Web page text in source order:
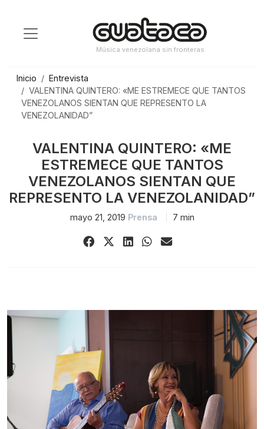
contenido
Música venezolana sin fronteras
Inicio
Entrevista
VALENTINA QUINTERO: «ME ESTREMECE QUE TANTOS
VENEZOLANOS SIENTAN QUE REPRESENTO LA
VENEZOLANIDAD”
VALENTINA QUINTERO: «ME
ESTREMECE QUE TANTOS
VENEZOLANOS SIENTAN QUE
REPRESENTO LA VENEZOLANIDAD”
mayo 21, 2019 Prensa 7 min
Share Share ShareShareShare